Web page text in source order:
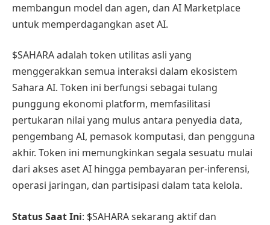
membangun model dan agen, dan AI Marketplace
untuk memperdagangkan aset AI.
$SAHARA adalah token utilitas asli yang
menggerakkan semua interaksi dalam ekosistem
Sahara AI. Token ini berfungsi sebagai tulang
punggung ekonomi platform, memfasilitasi
pertukaran nilai yang mulus antara penyedia data,
pengembang AI, pemasok komputasi, dan pengguna
akhir. Token ini memungkinkan segala sesuatu mulai
dari akses aset AI hingga pembayaran per-inferensi,
operasi jaringan, dan partisipasi dalam tata kelola.
Status Saat Ini: $SAHARA sekarang aktif dan